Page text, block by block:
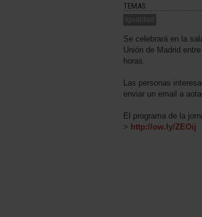
TEMAS
Igualdad
Se celebrará en la
Unión de Madrid
horas.
Las personas
enviar un email a
El programa de la
> http://ow.ly/ZEOij